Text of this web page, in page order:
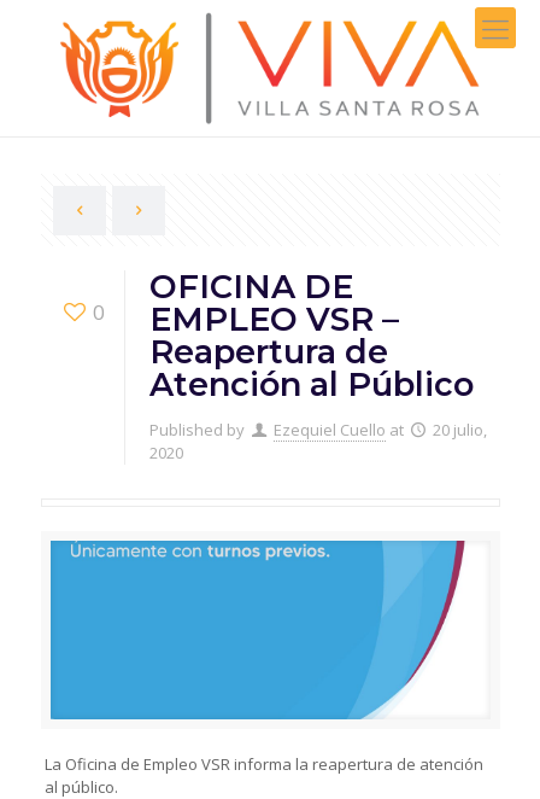
0
OFICINA DE
EMPLEO VSR –
Reapertura de
Atención al Público
Published by Ezequiel Cuello at
20 julio,
2020
La Oficina de Empleo VSR informa la reapertura de atención
al público.